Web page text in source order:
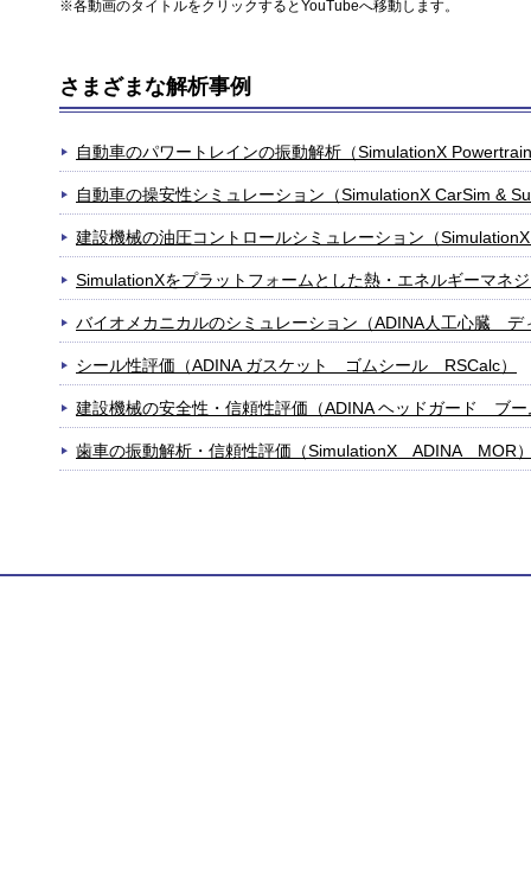
※各動画のタイトルをクリックするとYouTubeへ移動します。
さまざまな解析事例
自動車のパワートレインの振動解析（SimulationX
自動車の操安性シミュレーション（SimulationX CarSim &
建設機械の油圧コントロールシミュレーション（
SimulationXをプラットフォームとした熱・エネルギーマネ
バイオメカニカルのシミュレーション（ADINA人工心臓 デ
シール性評価（ADINA ガスケット ゴムシール RSCalc）
建設機械の安全性・信頼性評価（ADINA ヘッドガード ブー
歯車の振動解析・信頼性評価（SimulationX ADINA MOR